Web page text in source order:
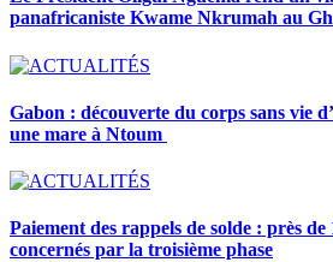
panafricaniste Kwame Nkrumah au
Gabon : découverte du corps sans vie
une mare à Ntoum
Paiement des rappels de solde : près de
concernés par la troisième phase